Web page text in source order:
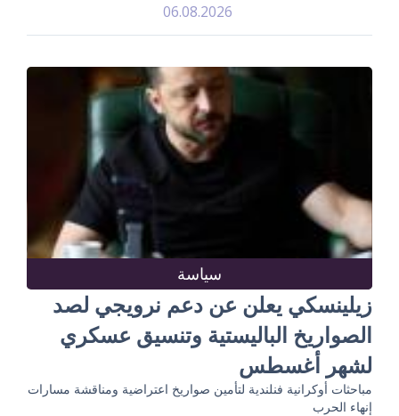
06.08.2026
سياسة
زيلينسكي يعلن عن دعم نرويجي لصد
الصواريخ الباليستية وتنسيق عسكري
لشهر أغسطس
مباحثات أوكرانية فنلندية لتأمين صواريخ اعتراضية ومناقشة مسارات
إنهاء الحرب